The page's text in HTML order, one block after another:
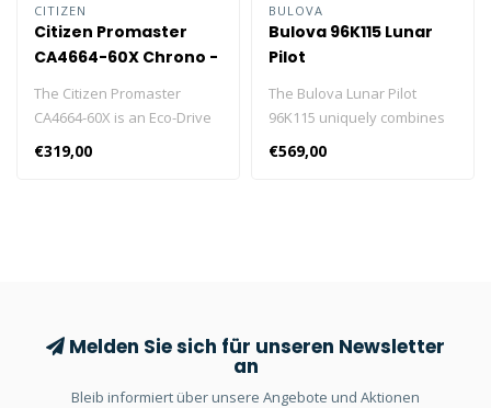
CITIZEN
Citizen Promaster
CA4664-60X Chrono -
The Citizen Promaster
CA4664-60X is an Eco-Drive
watch with 240 days of
power reserve, battery
€319,00
BULOVA
Bulova 96K115 Lunar
Pilot
The Bulova Lunar Pilot
96K115 uniquely combines
technology and history in an
elegant design.
€569,00
Melden Sie sich für unseren Newsletter
an
Bleib informiert über unsere Angebote und Aktionen